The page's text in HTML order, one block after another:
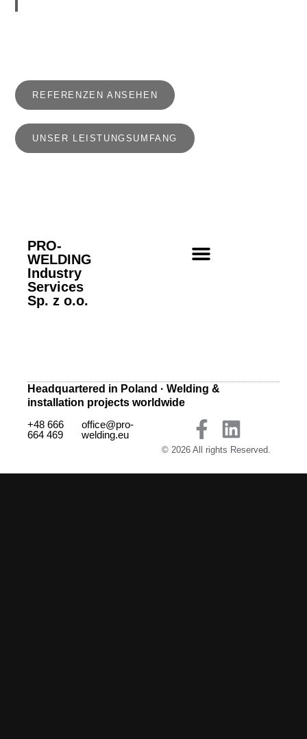
REFERENZEN ANSEHEN
UNSER LEISTUNGSUMFANG
PRO-
WELDING
Industry
Services
Sp. z o.o.
Headquartered in Poland · Welding &
installation projects worldwide
+48 666
664 469
office@pro-
welding.eu
© 2026 All rights Reserved.